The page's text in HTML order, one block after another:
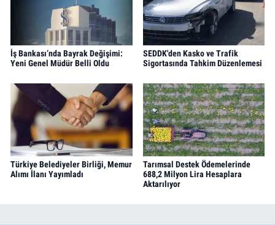
İş Bankası’nda Bayrak Değişimi:
Yeni Genel Müdür Belli Oldu
SEDDK'den Kasko ve Trafik
Sigortasında Tahkim Düzenlemesi
Türkiye Belediyeler Birliği, Memur
Alımı İlanı Yayımladı
Tarımsal Destek Ödemelerinde
688,2 Milyon Lira Hesaplara
Aktarılıyor